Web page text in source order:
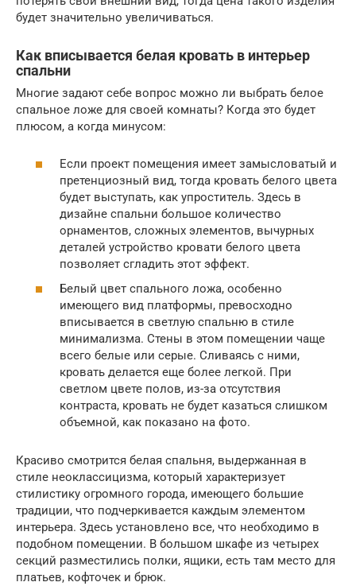
будет значительно увеличиваться.
Как вписывается белая кровать в интерьер
спальни
Многие задают себе вопрос можно ли выбрать белое
спальное ложе для своей комнаты? Когда это будет
плюсом, а когда минусом:
Если проект помещения имеет замысловатый и
претенциозный вид, тогда кровать белого цвета
будет выступать, как упроститель. Здесь в
дизайне спальни большое количество
орнаментов, сложных элементов, вычурных
деталей устройство кровати белого цвета
позволяет сгладить этот эффект.
Белый цвет спального ложа, особенно
имеющего вид платформы, превосходно
вписывается в светлую спальню в стиле
минимализма. Стены в этом помещении чаще
всего белые или серые. Сливаясь с ними,
кровать делается еще более легкой. При
светлом цвете полов, из-за отсутствия
контраста, кровать не будет казаться слишком
объемной, как показано на фото.
Красиво смотрится белая спальня, выдержанная в
стиле неоклассицизма, который характеризует
стилистику огромного города, имеющего большие
традиции, что подчеркивается каждым элементом
интерьера. Здесь установлено все, что необходимо в
подобном помещении. В большом шкафе из четырех
секций разместились полки, ящики, есть там место для
платьев, кофточек и брюк.